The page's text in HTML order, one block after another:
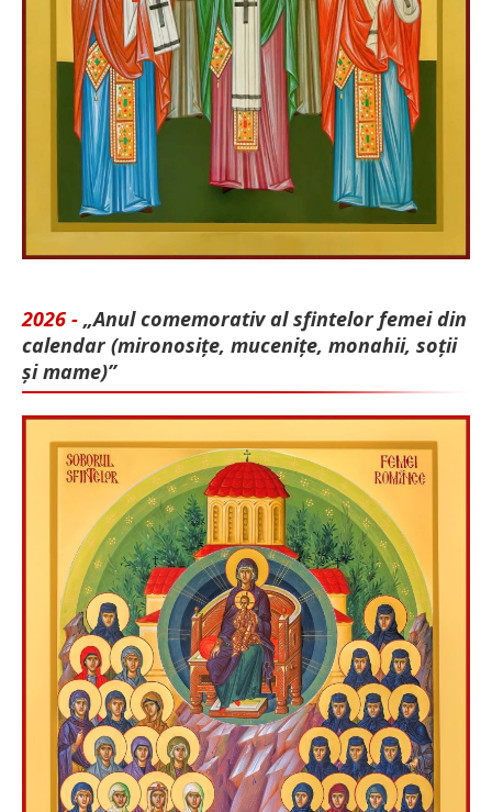
2026 - „Anul comemorativ al sfintelor femei din
calendar (mironosițe, mu­cenițe, monahii, soții
și mame)”